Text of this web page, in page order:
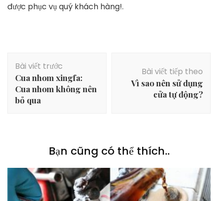
được phục vụ quý khách hàng!.
Điều
hướng
bài
viết
Bài viết trước
Cua nhom xingfa:
Cua nhom không nên
bỏ qua
Bài viết tiếp theo
Vì sao nên sử dụng
cửa tự động?
Bạn cũng có thể thích..